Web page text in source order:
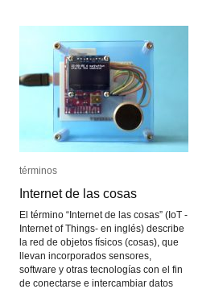
mapa
mapa
términos
Internet de las cosas
El término “Internet de las cosas” (IoT -
Internet of Things- en inglés) describe
la red de objetos físicos (cosas), que
llevan incorporados sensores,
software y otras tecnologías con el fin
de conectarse e intercambiar datos
términos
Internet de las cosas